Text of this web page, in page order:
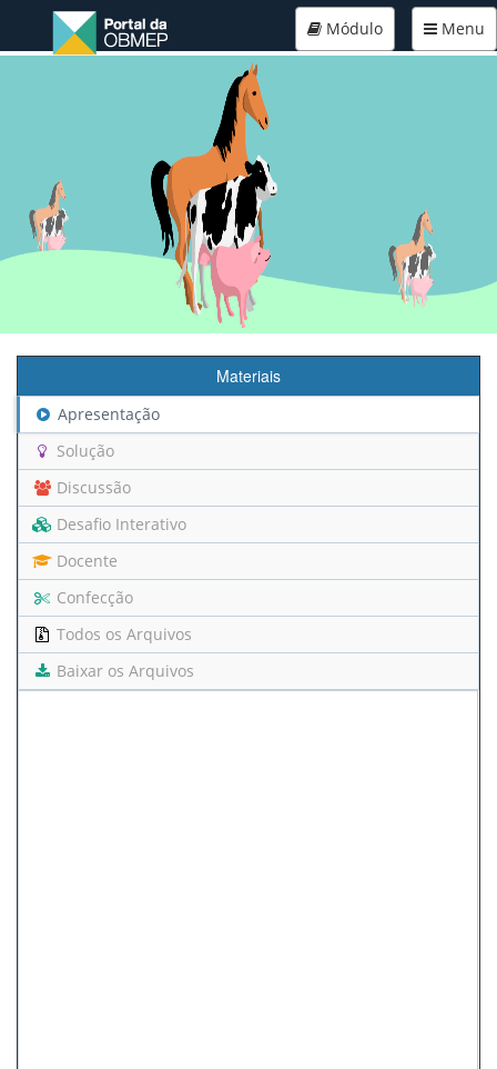
Menu
Módulo
Materiais
Apresentação
Solução
Discussão
Desafio Interativo
Docente
Confecção
Todos os Arquivos
Baixar os Arquivos